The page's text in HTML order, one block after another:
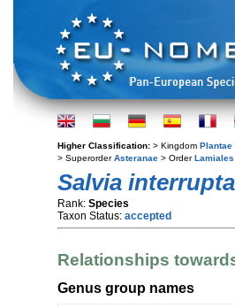
Higher Classification: > Kingdom Plantae
> SuperorderAsteranae > OrderLamiales
Salvia interrupta
Rank: Species
Taxon Status: accepted
Relationships
Genus group names